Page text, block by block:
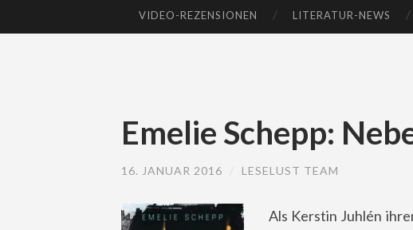
VIDEO-REZENSIONEN LITERATUR-NEWS
Emelie Schepp:
16. JANUAR 2016 LESELUST TEAM
Als Kerstin Juhlén